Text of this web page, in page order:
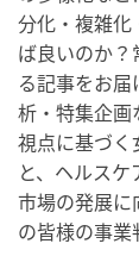
分化・複雑化
ば良いのか
る記事をお
析・特集企画
視点に基づ
と、ヘルス
市場の発展に
の皆様の事業